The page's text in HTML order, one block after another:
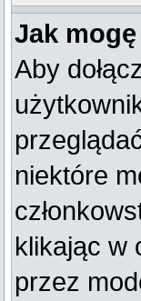
Jak
Aby
niektóre
klikając w
przez